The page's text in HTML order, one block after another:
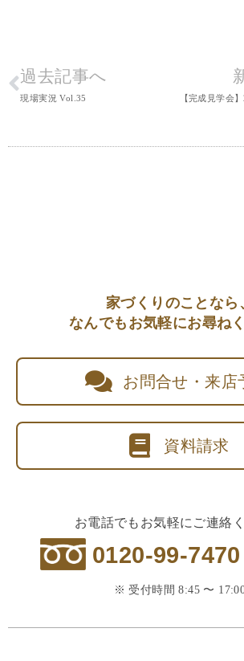
過去記事へ
現場実況 Vol.35
家づくりのことなら
なんでもお気軽にお尋ね
お問合せ・来店
資料請求
お電話でもお気軽にご連絡
0120-99-7470
※ 受付時間 8:45 〜